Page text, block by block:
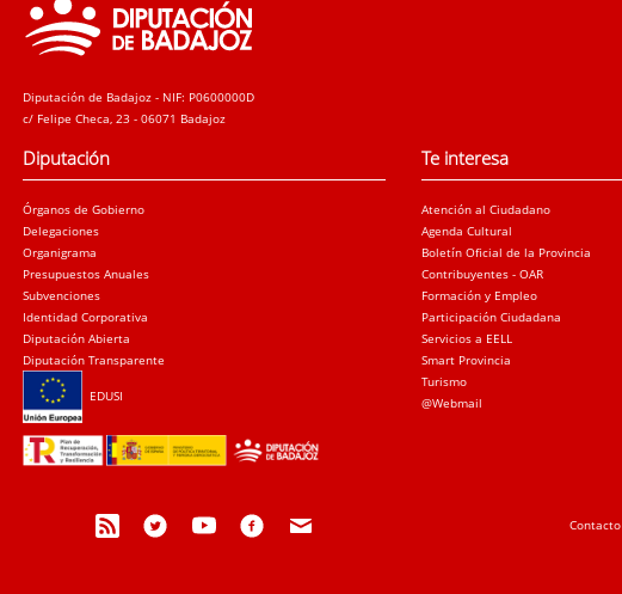
Diputación de Badajoz - NIF: P0600000D
c/ Felipe Checa, 23 - 06071 Badajoz
Diputación
Órganos de Gobierno
Delegaciones
Organigrama
Presupuestos Anuales
Subvenciones
Identidad Corporativa
Diputación Abierta
Diputación Transparente
EDUSI
Te interesa
Atención al Ciudadano
Agenda Cultural
Boletín Oficial de la Provincia
Contribuyentes - OAR
Formación y Empleo
Participación Ciudadana
Servicios a EELL
Smart Provincia
Turismo
@Webmail
Contacto